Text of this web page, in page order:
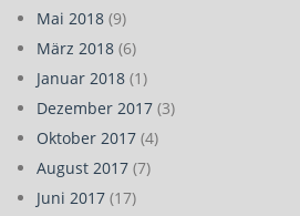
Mai 2018 (9)
März 2018 (6)
Januar 2018 (1)
Dezember 2017 (3)
Oktober 2017 (4)
August 2017 (7)
Juni 2017 (17)